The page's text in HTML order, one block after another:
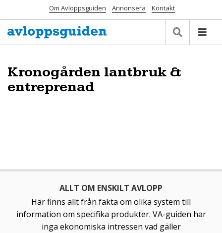
Om Avloppsguiden Annonsera Kontakt
Kronogården lantbruk &
entreprenad
ALLT OM ENSKILT AVLOPP
Här finns allt från fakta om olika system till
information om specifika produkter. VA-guiden har
inga ekonomiska intressen vad gäller